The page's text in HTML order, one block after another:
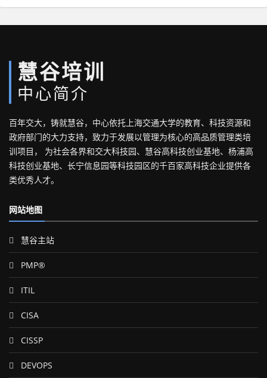
慧谷培训
中心简介
百年交大，铸就慧谷，中心依托上海交通大学的教育、科技资源和
政府部门的大力支持，致力于发展以管理为核心的高品质管理类培
训项目， 为社会各界和交大科技园、慧谷高科技创业基地、杨浦高
科技创业基地、长宁信息园等科技园区的千百家高科技企业提供各
类优秀人才。
网站地图
慧谷主站
PMP®
ITIL
CISA
CISSP
DEVOPS